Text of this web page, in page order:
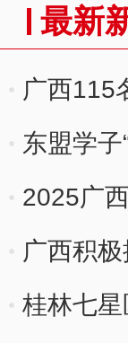
最新
广西115
东盟学子
2025广
型
广西积
桂林七星